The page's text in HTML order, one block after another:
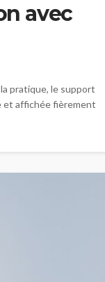
avec
pratique, le support
et affichée fièrement